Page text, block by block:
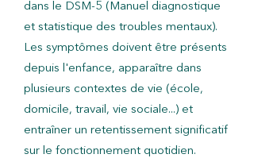
dans le DSM-5 (Manuel diagnostique
et statistique des troubles mentaux).
Les symptômes doivent être présents
depuis l'enfance, apparaître dans
plusieurs contextes de vie (école,
domicile, travail, vie sociale...) et
entraîner un retentissement significatif
sur le fonctionnement quotidien.